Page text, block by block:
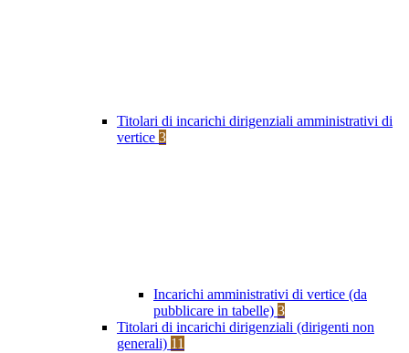
Titolari di incarichi dirigenziali amministrativi di
vertice 3
Incarichi amministrativi di vertice (da
pubblicare in tabelle) 3
Titolari di incarichi dirigenziali (dirigenti non
generali) 11